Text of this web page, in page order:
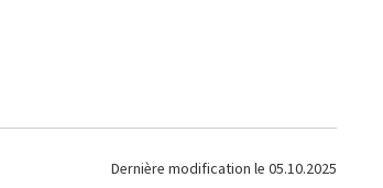
Dernière modification le 05.10.2025